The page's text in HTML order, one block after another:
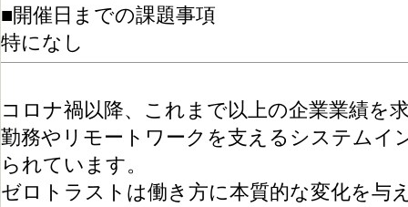
■開催日までの課題事項
特になし
コロナ禍以降、これまで以上の企業業績を
勤務やリモートワークを支えるシステムイ
られています。
ゼロトラストは働き方に本質的な変化を与